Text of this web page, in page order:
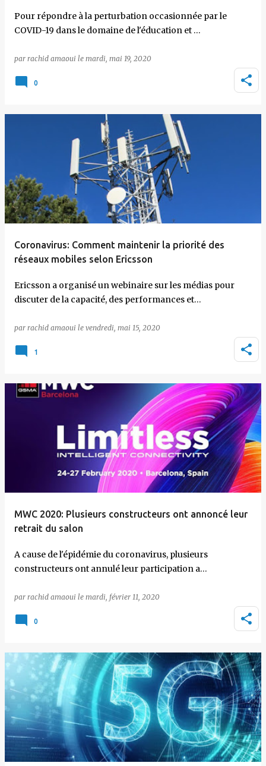
Pour répondre à la perturbation occasionnée par le
COVID-19 dans le domaine de l'éducation et …
par rachid amaoui le mardi, mai 19, 2020
0
Coronavirus: Comment maintenir la priorité des
réseaux mobiles selon Ericsson
Ericsson a organisé un webinaire sur les médias pour
discuter de la capacité, des performances et…
par rachid amaoui le vendredi, mai 15, 2020
1
MWC 2020: Plusieurs constructeurs ont annoncé leur
retrait du salon
A cause de l'épidémie du coronavirus, plusieurs
constructeurs ont annulé leur participation a…
par rachid amaoui le mardi, février 11, 2020
0